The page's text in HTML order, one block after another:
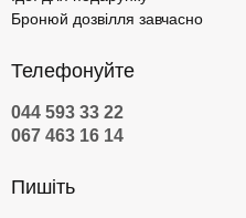
Бронюй дозвілля завчасно
Телефонуйте
044 593 33 22
067 463 16 14
Пишіть